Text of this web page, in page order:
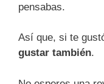
pensabas.
Así que, si te
gustar también.